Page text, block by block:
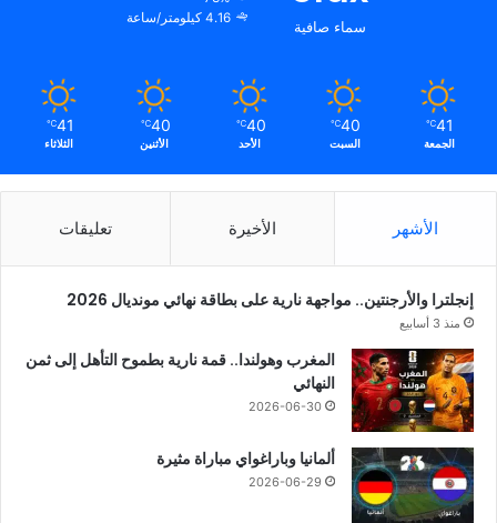
سماء صافية
4.16 كيلومتر/ساعة
41
℃
الجمعة
40
℃
السبت
40
℃
الأحد
40
℃
الأثنين
41
℃
الثلاثاء
الأشهر الأخيرة تعليقات
إنجلترا والأرجنتين.. مواجهة نارية على بطاقة نهائي مونديال 2026
منذ 3 أسابيع
المغرب وهولندا.. قمة نارية بطموح التأهل إلى ثمن
النهائي
2026-06-30
ألمانيا وباراغواي مباراة مثيرة
2026-06-29